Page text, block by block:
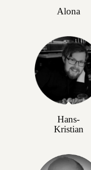
Alona
Hans-
Kristian